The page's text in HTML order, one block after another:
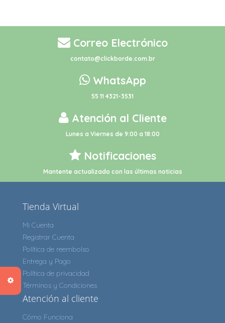
Correo Electrónico
contato@clickborde.com.br
WhatsApp
55 11 4321-3531
Atención al Cliente
Lunes a Viernes de 9:00 a 18:00
Notificaciones
Mantente actualizado con las últimas noticias
Tienda Virtual
Mi Cuenta
Registrar Cuenta
Política de reembolso
Entrega y Pago
Política de privacidad
Términos y Condiciones
Atención al cliente
Cómo Funciona